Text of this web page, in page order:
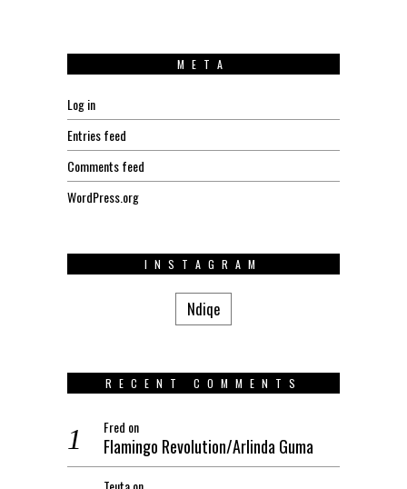
META
Log in
Entries feed
Comments feed
WordPress.org
INSTAGRAM
Ndiqe
RECENT COMMENTS
Fred on
Flamingo Revolution/Arlinda Guma